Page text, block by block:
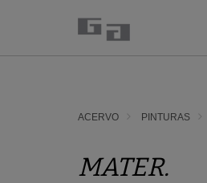
ACERVO PINTURAS
MATER.